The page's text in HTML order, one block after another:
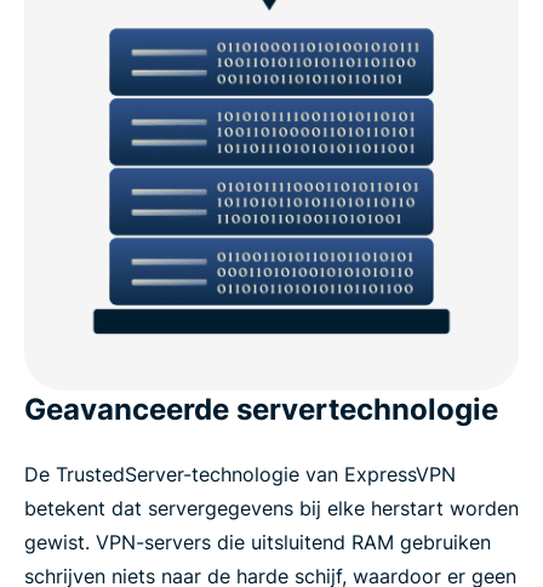
Geavanceerde servertechnologie
De TrustedServer-technologie van ExpressVPN
betekent dat servergegevens bij elke herstart worden
gewist. VPN-servers die uitsluitend RAM gebruiken
schrijven niets naar de harde schijf, waardoor er geen